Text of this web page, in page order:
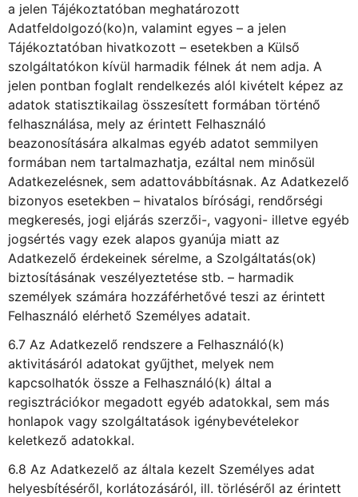
a jelen Tájékoztatóban meghatározott
Adatfeldolgozó(ko)n, valamint egyes – a jelen
Tájékoztatóban hivatkozott – esetekben a Külső
szolgáltatókon kívül harmadik félnek át nem adja. A
jelen pontban foglalt rendelkezés alól kivételt képez az
adatok statisztikailag összesített formában történő
felhasználása, mely az érintett Felhasználó
beazonosítására alkalmas egyéb adatot semmilyen
formában nem tartalmazhatja, ezáltal nem minősül
Adatkezelésnek, sem adattovábbításnak. Az Adatkezelő
bizonyos esetekben – hivatalos bírósági, rendőrségi
megkeresés, jogi eljárás szerzői-, vagyoni- illetve egyéb
jogsértés vagy ezek alapos gyanúja miatt az
Adatkezelő érdekeinek sérelme, a Szolgáltatás(ok)
biztosításának veszélyeztetése stb. – harmadik
személyek számára hozzáférhetővé teszi az érintett
Felhasználó elérhető Személyes adatait.
6.7 Az Adatkezelő rendszere a Felhasználó(k)
aktivitásáról adatokat gyűjthet, melyek nem
kapcsolhatók össze a Felhasználó(k) által a
regisztrációkor megadott egyéb adatokkal, sem más
honlapok vagy szolgáltatások igénybevételekor
keletkező adatokkal.
6.8 Az Adatkezelő az általa kezelt Személyes adat
helyesbítéséről, korlátozásáról, ill. törléséről az érintett